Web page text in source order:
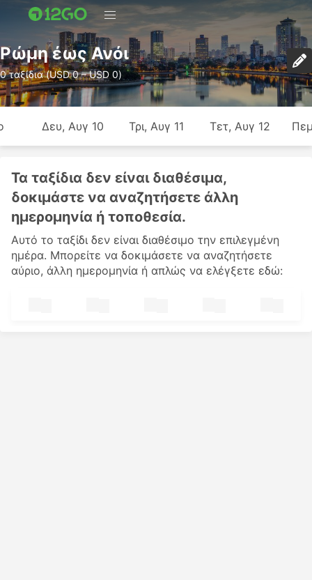
Ρώμη έως Ανόι
0 ταξίδια (USD 0 – USD 0)
Δευ, Αυγ 10 Τρι, Αυγ 11 Τετ, Αυγ 12
Τα ταξίδια δεν είναι διαθέσιμα,
δοκιμάστε να αναζητήσετε άλλη
ημερομηνία ή τοποθεσία.
Αυτό το ταξίδι δεν είναι διαθέσιμο την επιλεγμένη
ημέρα. Μπορείτε να δοκιμάσετε να αναζητήσετε
αύριο, άλλη ημερομηνία ή απλώς να ελέγξετε εδώ: